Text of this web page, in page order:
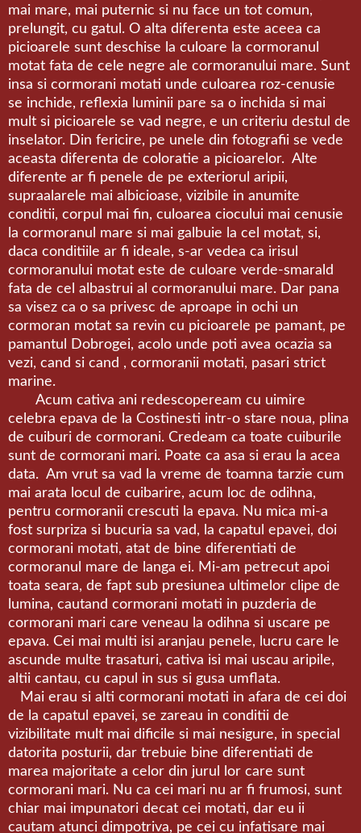
mai mare, mai puternic si nu face un tot comun,
prelungit, cu gatul. O alta diferenta este aceea ca
picioarele sunt deschise la culoare la cormoranul
motat fata de cele negre ale cormoranului mare. Sunt
insa si cormorani motati unde culoarea roz-cenusie
se inchide, reflexia luminii pare sa o inchida si mai
mult si picioarele se vad negre, e un criteriu destul de
inselator. Din fericire, pe unele din fotografii se vede
aceasta diferenta de coloratie a picioarelor. Alte
diferente ar fi penele de pe exteriorul aripii,
supraalarele mai albicioase, vizibile in anumite
conditii, corpul mai fin, culoarea ciocului mai cenusie
la cormoranul mare si mai galbuie la cel motat, si,
daca conditiile ar fi ideale, s-ar vedea ca irisul
cormoranului motat este de culoare verde-smarald
fata de cel albastrui al cormoranului mare. Dar pana
sa visez ca o sa privesc de aproape in ochi un
cormoran motat sa revin cu picioarele pe pamant, pe
pamantul Dobrogei, acolo unde poti avea ocazia sa
vezi, cand si cand , cormoranii motati, pasari strict
marine.
Acum cativa ani redescopeream cu uimire
celebra epava de la Costinesti intr-o stare noua, plina
de cuiburi de cormorani. Credeam ca toate cuiburile
sunt de cormorani mari. Poate ca asa si erau la acea
data. Am vrut sa vad la vreme de toamna tarzie cum
mai arata locul de cuibarire, acum loc de odihna,
pentru cormoranii crescuti la epava. Nu mica mi-a
fost surpriza si bucuria sa vad, la capatul epavei, doi
cormorani motati, atat de bine diferentiati de
cormoranul mare de langa ei. Mi-am petrecut apoi
toata seara, de fapt sub presiunea ultimelor clipe de
lumina, cautand cormorani motati in puzderia de
cormorani mari care veneau la odihna si uscare pe
epava. Cei mai multi isi aranjau penele, lucru care le
ascunde multe trasaturi, cativa isi mai uscau aripile,
altii cantau, cu capul in sus si gusa umflata.
Mai erau si alti cormorani motati in afara de cei doi
de la capatul epavei, se zareau in conditii de
vizibilitate mult mai dificile si mai nesigure, in special
datorita posturii, dar trebuie bine diferentiati de
marea majoritate a celor din jurul lor care sunt
cormorani mari. Nu ca cei mari nu ar fi frumosi, sunt
chiar mai impunatori decat cei motati, dar eu ii
cautam atunci dimpotriva, pe cei cu infatisare mai